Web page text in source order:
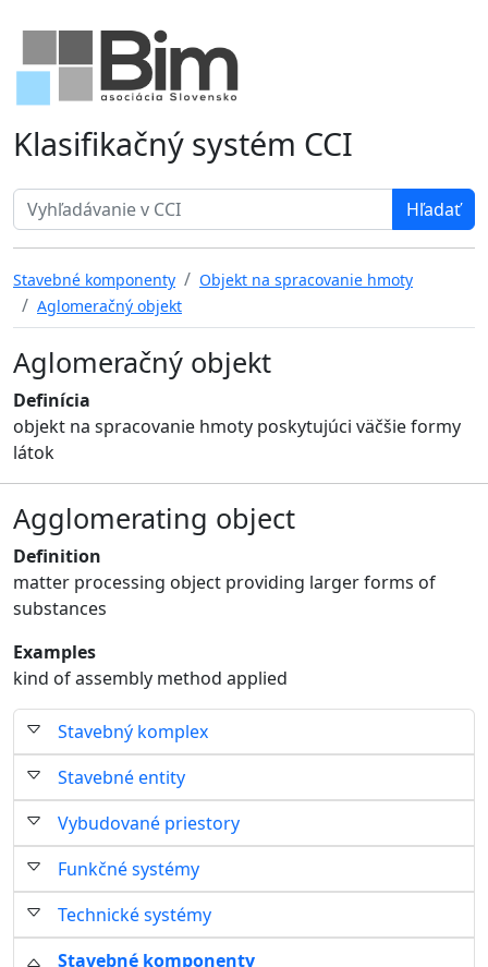
Klasifikačný systém CCI
Search term
Stavebný komplex
Stavebné entity
Vybudované priestory
Funkčné systémy
Technické systémy
Stavebné komponenty
Stavebné komponenty
Objekt na spracovanie hmoty
Aglomeračný objekt
Aglomeračný objekt
Definícia
objekt na spracovanie hmoty poskytujúci väčšie formy
látok
Agglomerating object
Definition
matter processing object providing larger forms of
substances
Examples
kind of assembly method applied